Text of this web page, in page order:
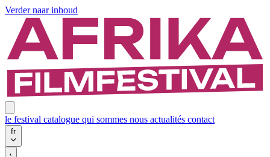
Verder naar inhoud
le festival catalogue qui sommes nous actualités contact
fr